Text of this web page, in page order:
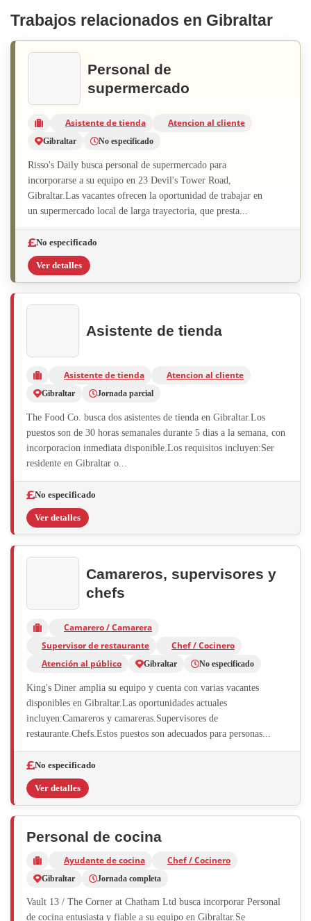
Trabajos relacionados en Gibraltar
Personal de
supermercado
Asistente de tienda Atencion al cliente
Gibraltar No especificado
Risso's Daily busca personal de supermercado para
incorporarse a su equipo en 23 Devil's Tower Road,
Gibraltar.Las vacantes ofrecen la oportunidad de trabajar en
un supermercado local de larga trayectoria, que presta...
No especificado
Ver detalles
Asistente de tienda
Asistente de tienda Atencion al cliente
Gibraltar Jornada parcial
The Food Co. busca dos asistentes de tienda en Gibraltar.Los
puestos son de 30 horas semanales durante 5 dias a la semana, con
incorporacion inmediata disponible.Los requisitos incluyen:Ser
residente en Gibraltar o...
No especificado
Ver detalles
Camareros, supervisores y
chefs
Camarero / Camarera
Supervisor de restaurante
Chef / Cocinero
Atención al público
Gibraltar No especificado
King's Diner amplia su equipo y cuenta con varias vacantes
disponibles en Gibraltar.Las oportunidades actuales
incluyen:Camareros y camareras.Supervisores de
restaurante.Chefs.Estos puestos son adecuados para personas...
No especificado
Ver detalles
Personal de cocina
Ayudante de cocina Chef / Cocinero
Gibraltar Jornada completa
Vault 13 / The Corner at Chatham Ltd busca incorporar Personal
de cocina entusiasta y fiable a su equipo en Gibraltar.Se